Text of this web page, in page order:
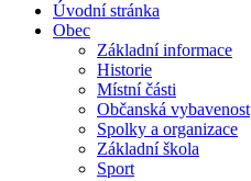
Úvodní stránka
Obec
Základní informace
Historie
Místní části
Občanská vybavenost
Spolky a organizace
Základní škola
Sport